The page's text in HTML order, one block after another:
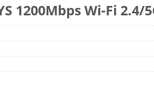
1200Mbps Wi-Fi 2.4/